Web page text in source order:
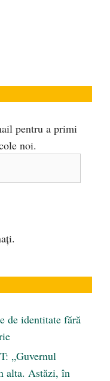
pentru a primi
noi.
de identitate fără
„Guvernul
alta. Astăzi, în